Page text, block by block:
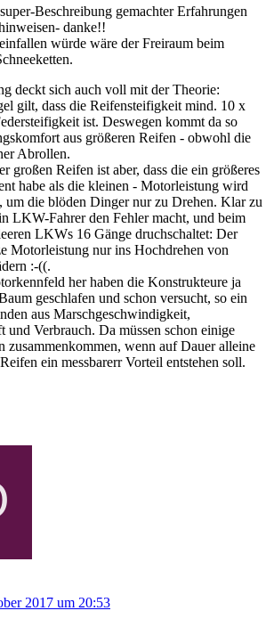
Beschreibung gemachter Erfahrungen
danke!!
würde wäre der Freiraum beim
deckt sich auch voll mit der Theorie:
gilt, dass die Reifensteifigkeit mind. 10 x
ist. Deswegen kommt da so
aus größeren Reifen - obwohl die
Abrollen.
großen Reifen ist aber, dass die ein größeres
habe als die kleinen - Motorleistung wird
um die blöden Dinger nur zu Drehen. Klar zu
LKW-Fahrer den Fehler macht, und beim
LKWs 16 Gänge druchschaltet: Der
Motorleistung nur ins Hochdrehen von
:-((.
her haben die Konstrukteure ja
geschlafen und schon versucht, so ein
aus Marschgeschwindigkeit,
und Verbrauch. Da müssen schon einige
zusammenkommen, wenn auf Dauer alleine
ein messbarerr Vorteil entstehen soll.
2017 um 20:53